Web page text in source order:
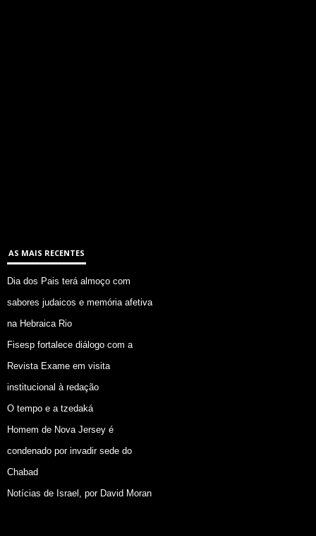
AS MAIS RECENTES
Dia dos Pais terá almoço com
sabores judaicos e memória afetiva
na Hebraica Rio
Fisesp fortalece diálogo com a
Revista Exame em visita
institucional à redação
O tempo e a tzedaká
Homem de Nova Jersey é
condenado por invadir sede do
Chabad
Notícias de Israel, por David Moran